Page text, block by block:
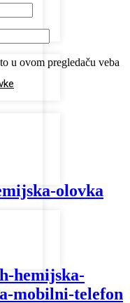
u ovom pregledaču veba
olovka
hemijska-
mobilni-telefon